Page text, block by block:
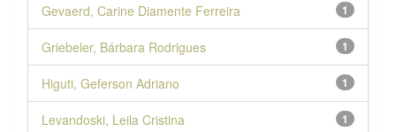
1
Gevaerd, Carine Diamente Ferreira
1
Griebeler, Bárbara Rodrigues
1
Higuti, Geferson Adriano
1
Levandoski, Leila Cristina